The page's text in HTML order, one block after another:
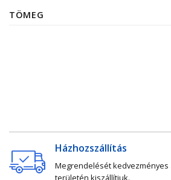
TÖMEG
Házhozszállítás
Megrendelését kedvezményes
területén kiszállítjuk.